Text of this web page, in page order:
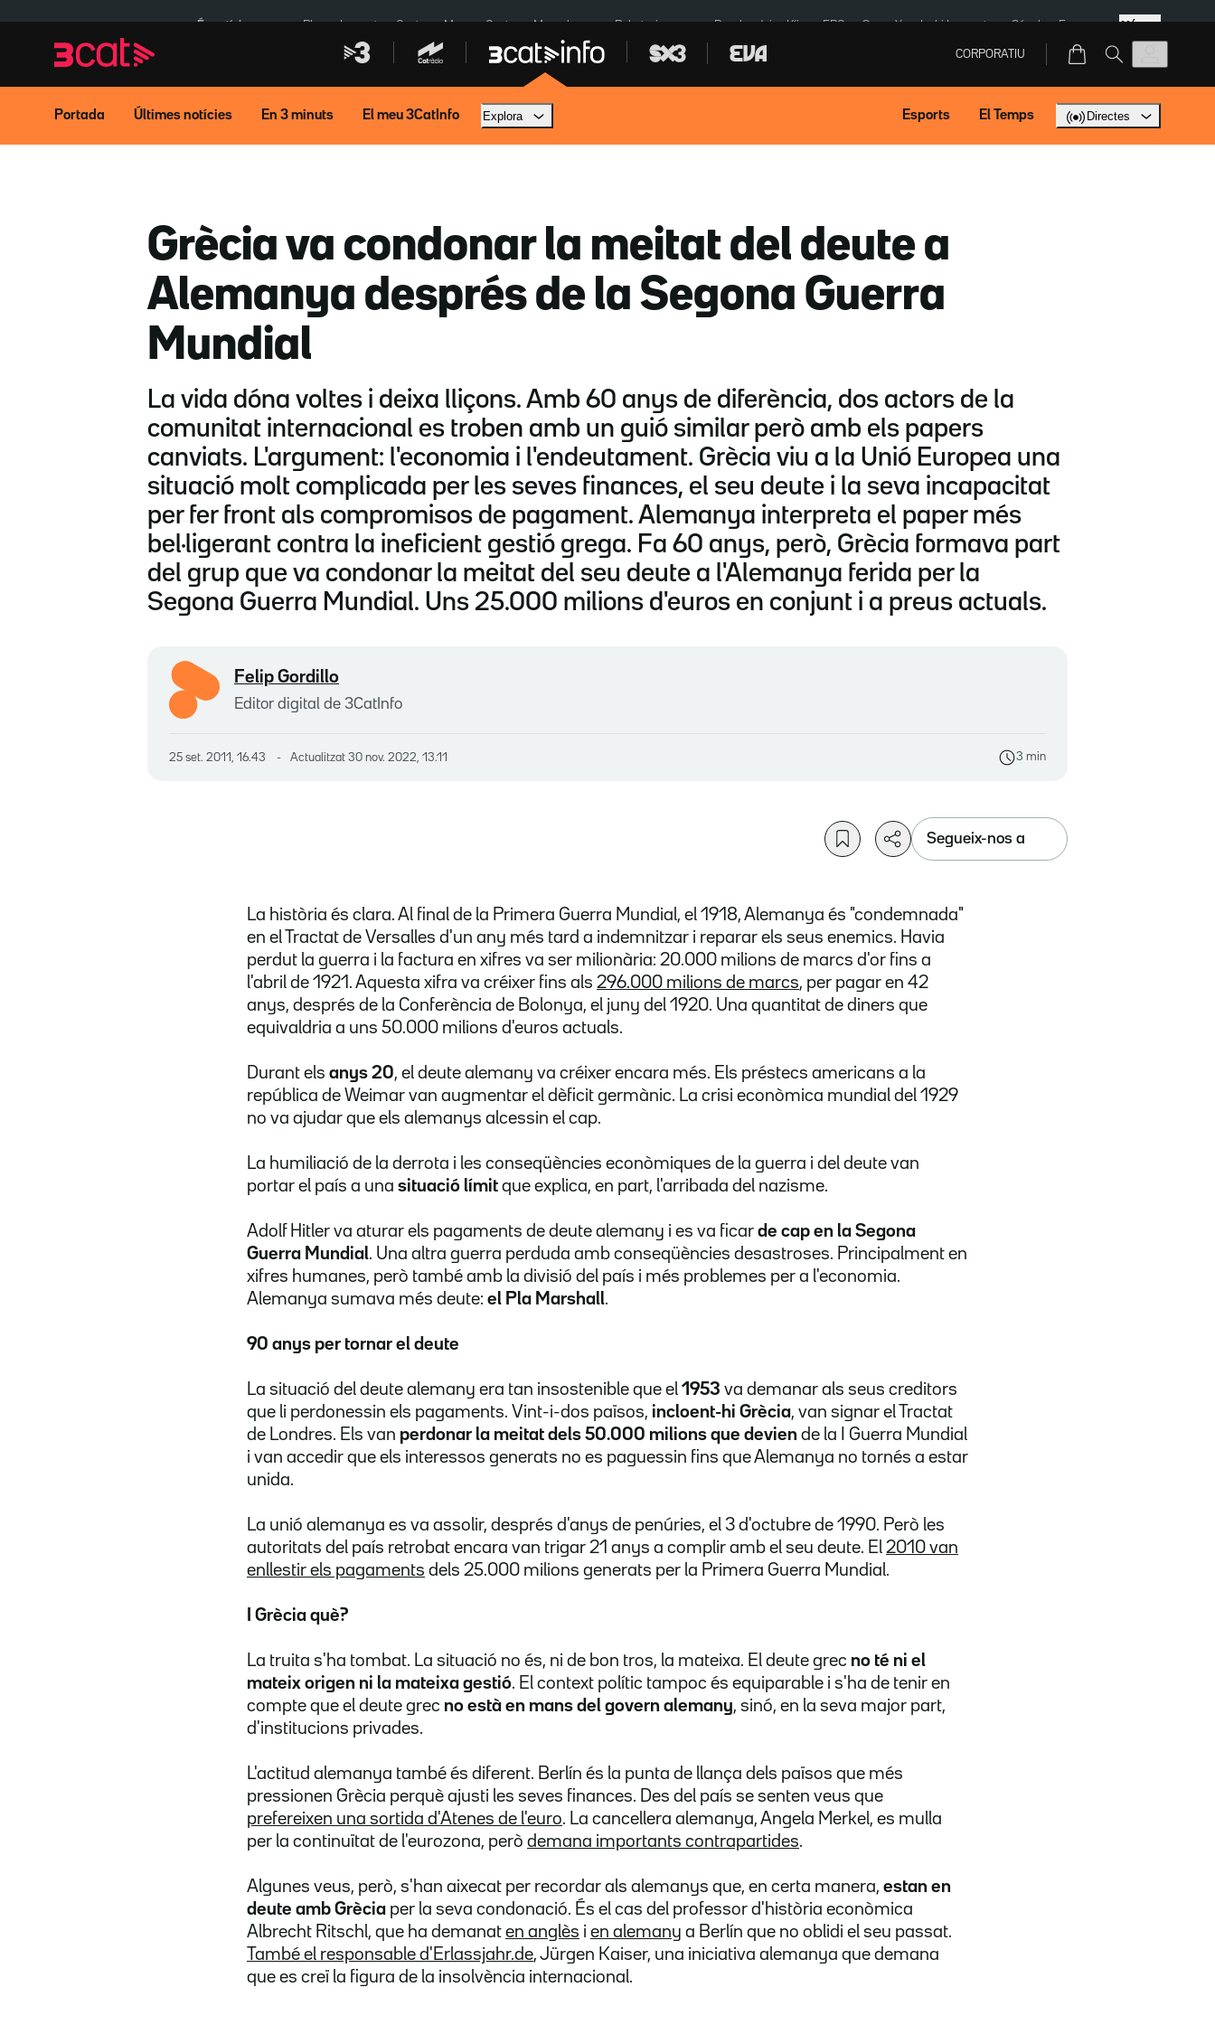
navegació
principal
contingut
És notícia: Pluges Inuncat Ceuta Menors Ceuta Mercabarna Robatoris coure Bombardejos Kíiv ERC SpaceX Isaki Lacuesta Sánchez Europa Més
CORPORATIU
Portada Últimes notícies En 3 minuts El meu 3CatInfo Explora Esports El Temps Directes
Grècia va condonar la meitat del deute a
Alemanya després de la Segona Guerra
Mundial
La vida dóna voltes i deixa lliçons. Amb 60 anys de diferència, dos actors de la
comunitat internacional es troben amb un guió similar però amb els papers
canviats. L'argument: l'economia i l'endeutament. Grècia viu a la Unió Europea una
situació molt complicada per les seves finances, el seu deute i la seva incapacitat
per fer front als compromisos de pagament. Alemanya interpreta el paper més
bel·ligerant contra la ineficient gestió grega. Fa 60 anys, però, Grècia formava part
del grup que va condonar la meitat del seu deute a l'Alemanya ferida per la
Segona Guerra Mundial. Uns 25.000 milions d'euros en conjunt i a preus actuals.
Felip Gordillo
Editor digital de 3CatInfo
25 set. 2011, 16.43 Actualitzat 30 nov. 2022, 13.11 3 min
Segueix-nos a
La història és clara. Al final de la Primera Guerra Mundial, el 1918, Alemanya és "condemnada"
en el Tractat de Versalles d'un any més tard a indemnitzar i reparar els seus enemics. Havia
perdut la guerra i la factura en xifres va ser milionària: 20.000 milions de marcs d'or fins a
l'abril de 1921. Aquesta xifra va créixer fins als 296.000 milions de marcs, per pagar en 42
anys, després de la Conferència de Bolonya, el juny del 1920. Una quantitat de diners que
equivaldria a uns 50.000 milions d'euros actuals.
Durant els anys 20, el deute alemany va créixer encara més. Els préstecs americans a la
república de Weimar van augmentar el dèficit germànic. La crisi econòmica mundial del 1929
no va ajudar que els alemanys alcessin el cap.
La humiliació de la derrota i les conseqüències econòmiques de la guerra i del deute van
portar el país a una situació límit que explica, en part, l'arribada del nazisme.
Adolf Hitler va aturar els pagaments de deute alemany i es va ficar de cap en la Segona
Guerra Mundial. Una altra guerra perduda amb conseqüències desastroses. Principalment en
xifres humanes, però també amb la divisió del país i més problemes per a l'economia.
Alemanya sumava més deute: el Pla Marshall.
90 anys per tornar el deute
La situació del deute alemany era tan insostenible que el 1953 va demanar als seus creditors
que li perdonessin els pagaments. Vint-i-dos països, incloent-hi Grècia, van signar el Tractat
de Londres. Els van perdonar la meitat dels 50.000 milions que devien de la I Guerra Mundial
i van accedir que els interessos generats no es paguessin fins que Alemanya no tornés a estar
unida.
La unió alemanya es va assolir, després d'anys de penúries, el 3 d'octubre de 1990. Però les
autoritats del país retrobat encara van trigar 21 anys a complir amb el seu deute. El 2010 van
enllestir els pagaments dels 25.000 milions generats per la Primera Guerra Mundial.
I Grècia què?
La truita s'ha tombat. La situació no és, ni de bon tros, la mateixa. El deute grec no té ni el
mateix origen ni la mateixa gestió. El context polític tampoc és equiparable i s'ha de tenir en
compte que el deute grec no està en mans del govern alemany, sinó, en la seva major part,
d'institucions privades.
L'actitud alemanya també és diferent. Berlín és la punta de llança dels països que més
pressionen Grècia perquè ajusti les seves finances. Des del país se senten veus que
prefereixen una sortida d'Atenes de l'euro. La cancellera alemanya, Angela Merkel, es mulla
per la continuïtat de l'eurozona, però demana importants contrapartides.
Algunes veus, però, s'han aixecat per recordar als alemanys que, en certa manera, estan en
deute amb Grècia per la seva condonació. És el cas del professor d'història econòmica
Albrecht Ritschl, que ha demanat en anglès i en alemany a Berlín que no oblidi el seu passat.
També el responsable d'Erlassjahr.de, Jürgen Kaiser, una iniciativa alemanya que demana
que es creï la figura de la insolvència internacional.